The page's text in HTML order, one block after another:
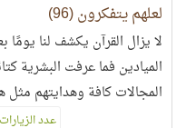
لعلهم يتفكرون (96)
لا يزال القرآن يكشف لنا
الميادين فما عرفت البشرية
المجالات كافة وهدايتهم مثل
عدد